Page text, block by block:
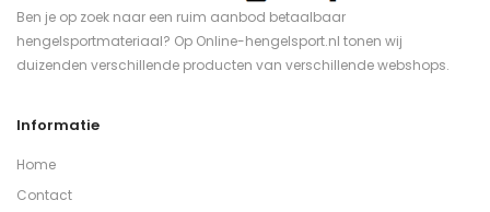
Ben je op zoek naar een ruim aanbod betaalbaar
hengelsportmateriaal? Op Online-hengelsport.nl tonen wij
duizenden verschillende producten van verschillende webshops.
Informatie
Home
Contact